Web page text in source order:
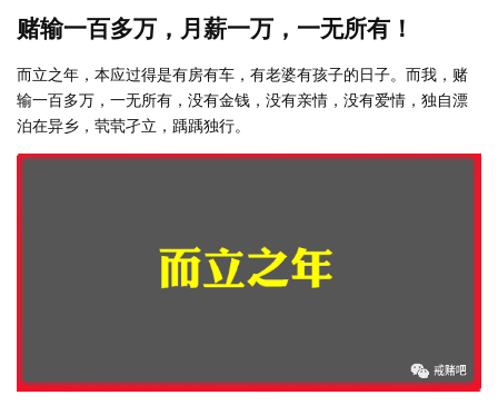
赌输一百多万，月薪一万，一无所有！
而立之年，本应过得是有房有车，有老婆有孩子的日子。而我，赌
输一百多万，一无所有，没有金钱，没有亲情，没有爱情，独自漂
泊在异乡，茕茕孑立，踽踽独行。